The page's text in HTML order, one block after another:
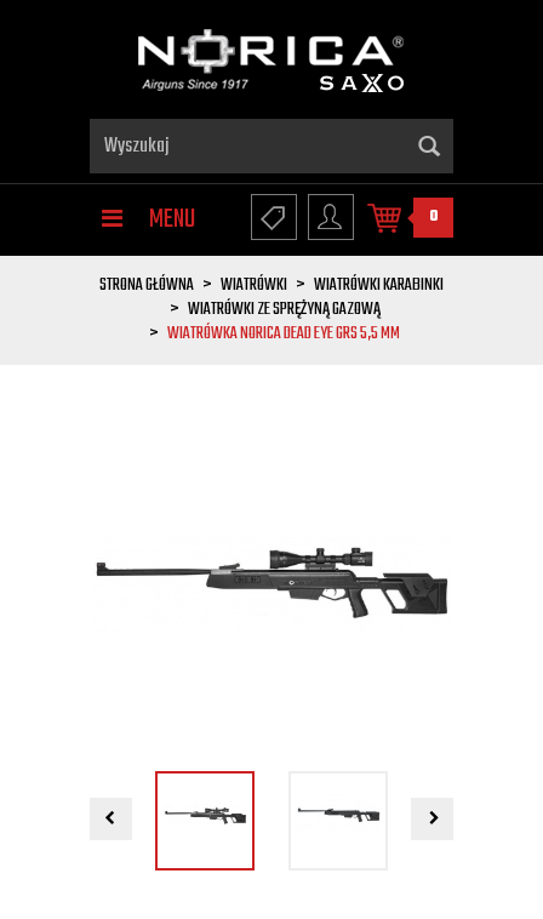
MENU 0
STRONA GŁÓWNA WIATRÓWKI
WIATRÓWKI KARABINKI
WIATRÓWKI ZE SPRĘŻYNĄ GAZOWĄ
WIATRÓWKA NORICA DEAD EYE GRS 5,5 MM